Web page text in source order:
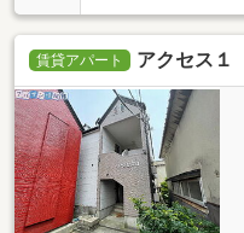
賃貸アパート アクセス１